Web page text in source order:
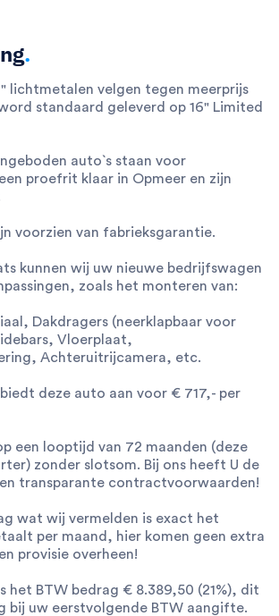
.
lichtmetalen velgen tegen meerprijs
standaard geleverd op 16" Limited
auto`s staan voor
proefrit klaar in Opmeer en zijn
voorzien van fabrieksgarantie.
kunnen wij uw nieuwe bedrijfswagen
zoals het monteren van:
Dakdragers (neerklapbaar voor
Vloerplaat,
Achteruitrijcamera, etc.
biedt deze auto aan voor € 717,- per
een looptijd van 72 maanden (deze
zonder slotsom. Bij ons heeft U de
transparante contractvoorwaarden!
wat wij vermelden is exact het
per maand, hier komen geen extra
provisie overheen!
het BTW bedrag € 8.389,50 (21%), dit
bij uw eerstvolgende BTW aangifte.